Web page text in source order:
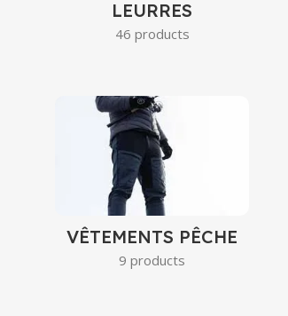
LEURRES
46 products
VÊTEMENTS PÊCHE
9 products